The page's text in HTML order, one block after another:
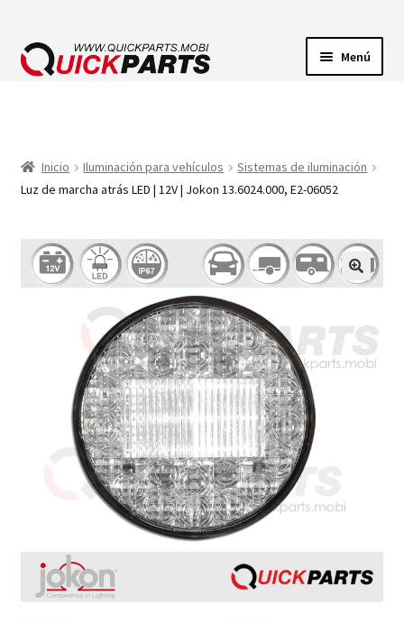
Menú
CLAXONES
Inicio Iluminación para vehículos
Sistemas de iluminación
Luz de marcha atrás LED | 12V | Jokon 13.6024.000, E2-06052